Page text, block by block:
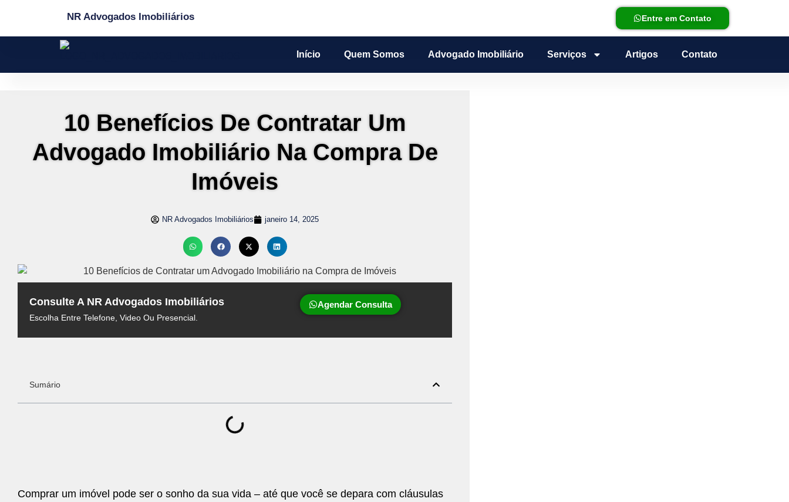
NR Advogados Imobiliários Entre em Contato
Início Quem Somos Advogado Imobiliário Serviços Artigos Contato
10 Benefícios De Contratar Um
Advogado Imobiliário Na Compra De
Imóveis
NR Advogados Imobiliários janeiro 14, 2025
Consulte A NR Advogados Imobiliários
Escolha Entre Telefone, Video Ou Presencial.
Agendar Consulta
Sumário
Comprar um imóvel pode ser o sonho da sua vida – até que você se depara com cláusulas